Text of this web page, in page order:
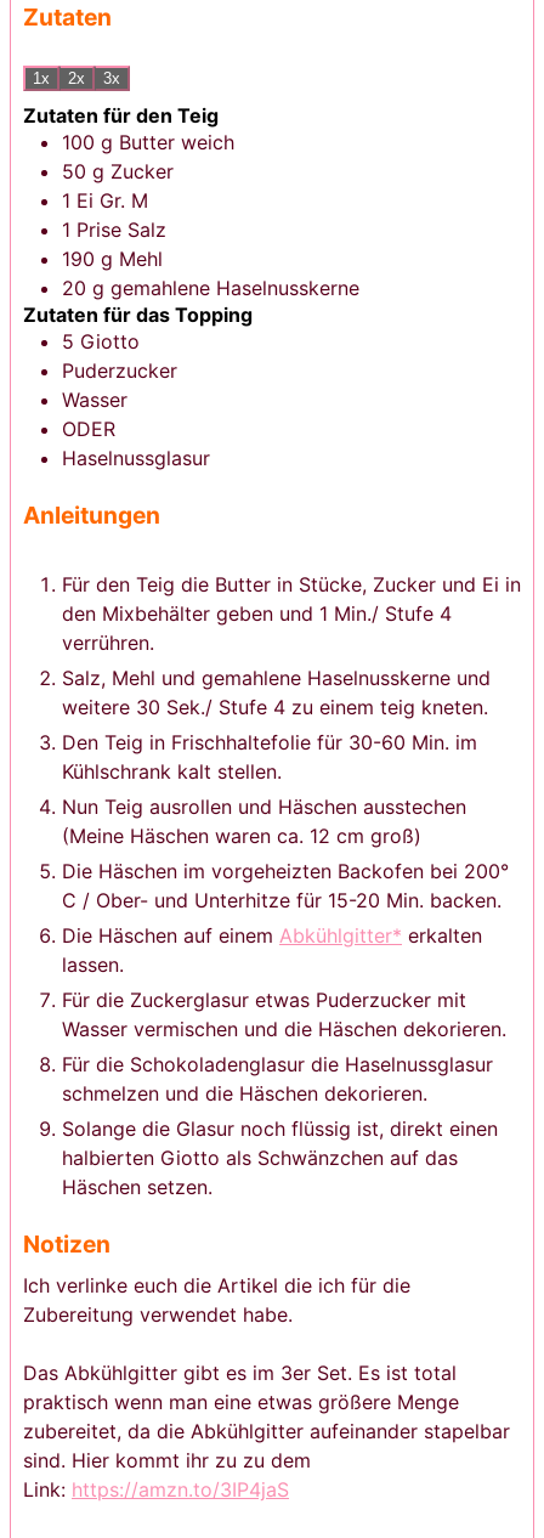
Zutaten
1x 2x 3x
Zutaten für den Teig
100 g Butter weich
50 g Zucker
1 Ei Gr. M
1 Prise Salz
190 g Mehl
20 g gemahlene Haselnusskerne
Zutaten für das Topping
5 Giotto
Puderzucker
Wasser
ODER
Haselnussglasur
Anleitungen
Für den Teig die Butter in Stücke, Zucker und Ei in
den Mixbehälter geben und 1 Min./ Stufe 4
verrühren.
Salz, Mehl und gemahlene Haselnusskerne und
weitere 30 Sek./ Stufe 4 zu einem teig kneten.
Den Teig in Frischhaltefolie für 30-60 Min. im
Kühlschrank kalt stellen.
Nun Teig ausrollen und Häschen ausstechen
(Meine Häschen waren ca. 12 cm groß)
Die Häschen im vorgeheizten Backofen bei 200°
C / Ober- und Unterhitze für 15-20 Min. backen.
Die Häschen auf einem Abkühlgitter* erkalten
lassen.
Für die Zuckerglasur etwas Puderzucker mit
Wasser vermischen und die Häschen dekorieren.
Für die Schokoladenglasur die Haselnussglasur
schmelzen und die Häschen dekorieren.
Solange die Glasur noch flüssig ist, direkt einen
halbierten Giotto als Schwänzchen auf das
Häschen setzen.
Notizen
Ich verlinke euch die Artikel die ich für die
Zubereitung verwendet habe.
Das Abkühlgitter gibt es im 3er Set. Es ist total
praktisch wenn man eine etwas größere Menge
zubereitet, da die Abkühlgitter aufeinander stapelbar
sind. Hier kommt ihr zu zu dem
Link: https://amzn.to/3IP4jaS